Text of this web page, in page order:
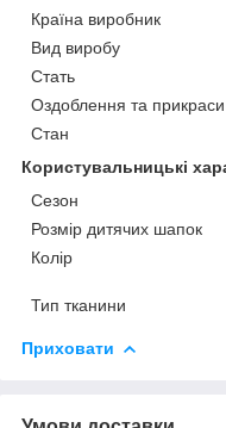
Країна виробник
Вид виробу
Стать
Оздоблення та прикраси
Стан
Користувальницькі
Сезон
Розмір дитячих шапок
Колір
Тип тканини
Приховати